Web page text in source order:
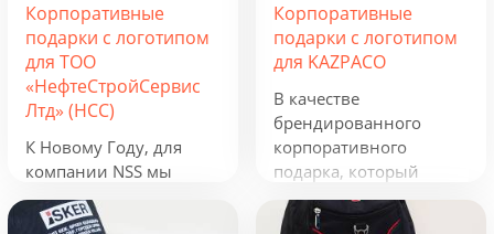
Корпоративные
подарки с логотипом
для ТОО
«НефтеСтройСервис
Лтд» (НСС)
К Новому Году, для
компании NSS мы
разработали
креативную подборку
Корпоративные
подарки с логотипом
для KAZPACO
В качестве
брендированного
корпоративного
подарка, который
можно использовать в
течение всего года, мы